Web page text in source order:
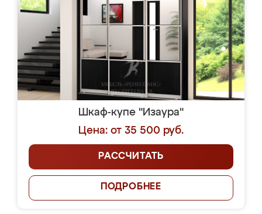
Шкаф-купе "Изаура"
Цена: от 35 500 руб.
РАССЧИТАТЬ
ПОДРОБНЕЕ